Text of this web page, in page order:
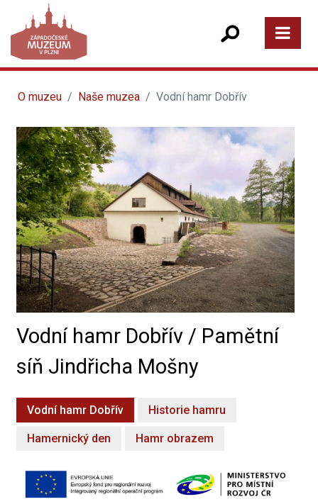
O muzeu Naše muzea Vodní hamr Dobřív
Vodní hamr Dobřív / Pamětní
síň Jindřicha Mošny
Vodní hamr Dobřív Historie hamru
Hamernický den Hamr obrazem